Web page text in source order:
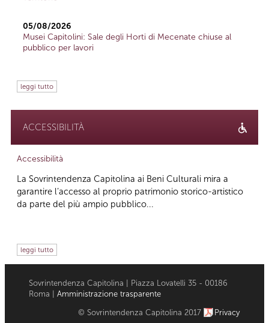
05/08/2026
Musei Capitolini: Sale degli Horti di Mecenate chiuse al
pubblico per lavori
leggi tutto
ACCESSIBILITÀ
Accessibilità
La Sovrintendenza Capitolina ai Beni Culturali mira a
garantire l’accesso al proprio patrimonio storico-artistico
da parte del più ampio pubblico...
leggi tutto
Sovrintendenza Capitolina | Piazza Lovatelli 35 - 00186
Roma | Amministrazione trasparente
© Sovrintendenza Capitolina 2017 Privacy